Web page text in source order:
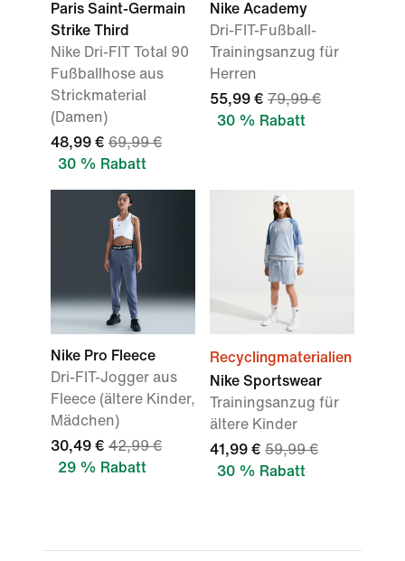
Paris Saint-Germain
Strike Third
Nike Dri-FIT Total 90
Fußballhose aus
Strickmaterial
(Damen)
48,99 € 69,99 €
30 % Rabatt
Nike Academy
Dri-FIT-Fußball-
Trainingsanzug für
Herren
55,99 € 79,99 €
30 % Rabatt
Nike Pro Fleece
Dri-FIT-Jogger aus
Fleece (ältere Kinder,
Mädchen)
30,49 € 42,99 €
29 % Rabatt
Recyclingmaterialien
Nike Sportswear
Trainingsanzug für
ältere Kinder
41,99 € 59,99 €
30 % Rabatt